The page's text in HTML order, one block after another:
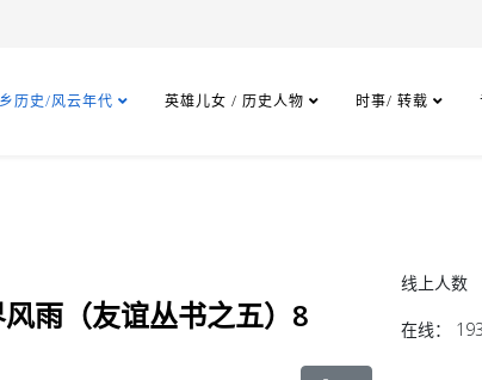
历史/风云年代 英雄儿女 / 历史人物 时事/ 转载
雨（友谊丛书之五）8
线上人数
在线：